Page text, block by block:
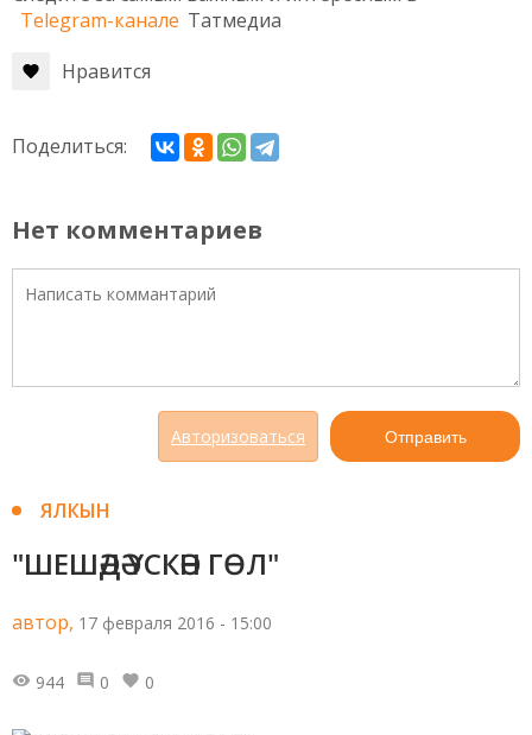
Telegram-канале Татмедиа
Нравится
Поделиться:
Нет комментариев
Авторизоваться Отправить
ЯЛКЫН
"ШЕШӘДӘ ҮСКӘН ГӨЛ"
автор, 17 февраля 2016 - 15:00
944 0 0